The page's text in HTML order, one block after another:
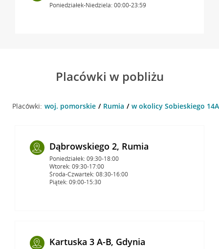
Poniedziałek-Niedziela: 00:00-23:59
Placówki w pobliżu
Placówki: woj. pomorskie Rumia w okolicy Sobieskiego
Dąbrowskiego 2, Rumia
Poniedziałek: 09:30-18:00
Wtorek: 09:30-17:00
Środa-Czwartek: 08:30-16:00
Piątek: 09:00-15:30
Kartuska 3 A-B, Gdynia